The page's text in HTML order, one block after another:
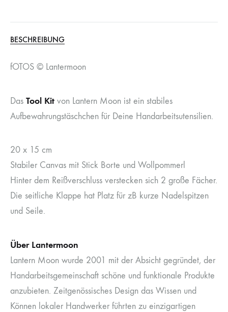
BESCHREIBUNG
fOTOS © Lantermoon
Das Tool Kit von Lantern Moon ist ein stabiles
Aufbewahrungstäschchen für Deine Handarbeitsutensilien.
20 x 15 cm
Stabiler Canvas mit Stick Borte und Wollpommerl
Hinter dem Reißverschluss verstecken sich 2 große Fächer.
Die seitliche Klappe hat Platz für zB kurze Nadelspitzen
und Seile.
Über Lantermoon
Lantern Moon wurde 2001 mit der Absicht gegründet, der
Handarbeitsgemeinschaft schöne und funktionale Produkte
anzubieten. Zeitgenössisches Design das Wissen und
Können lokaler Handwerker führten zu einzigartigen